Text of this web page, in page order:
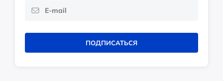
ПОДПИСАТЬСЯ